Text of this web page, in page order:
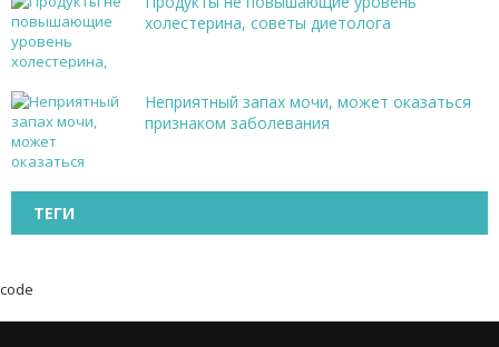
холестерина, советы диетолога
Неприятный запах мочи, может оказаться
признаком заболевания
ТЕГИ
code